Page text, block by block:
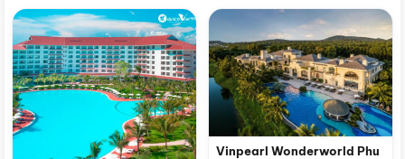
Vinpearl Wonderworld Phu